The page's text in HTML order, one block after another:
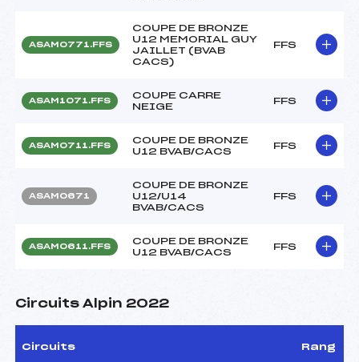
ASAM0771.FFS
COUPE DE BRONZE
U12 MEMORIAL GUY
JAILLET (BVAB
CACS)
FFS
ASAM1071.FFS
COUPE CARRE
NEIGE
FFS
ASAM0711.FFS
COUPE DE BRONZE
U12 BVAB/CACS
FFS
ASAM0671
COUPE DE BRONZE
U12/U14
BVAB/CACS
FFS
ASAM0611.FFS
COUPE DE BRONZE
U12 BVAB/CACS
FFS
Circuits Alpin 2022
Circuits Rang